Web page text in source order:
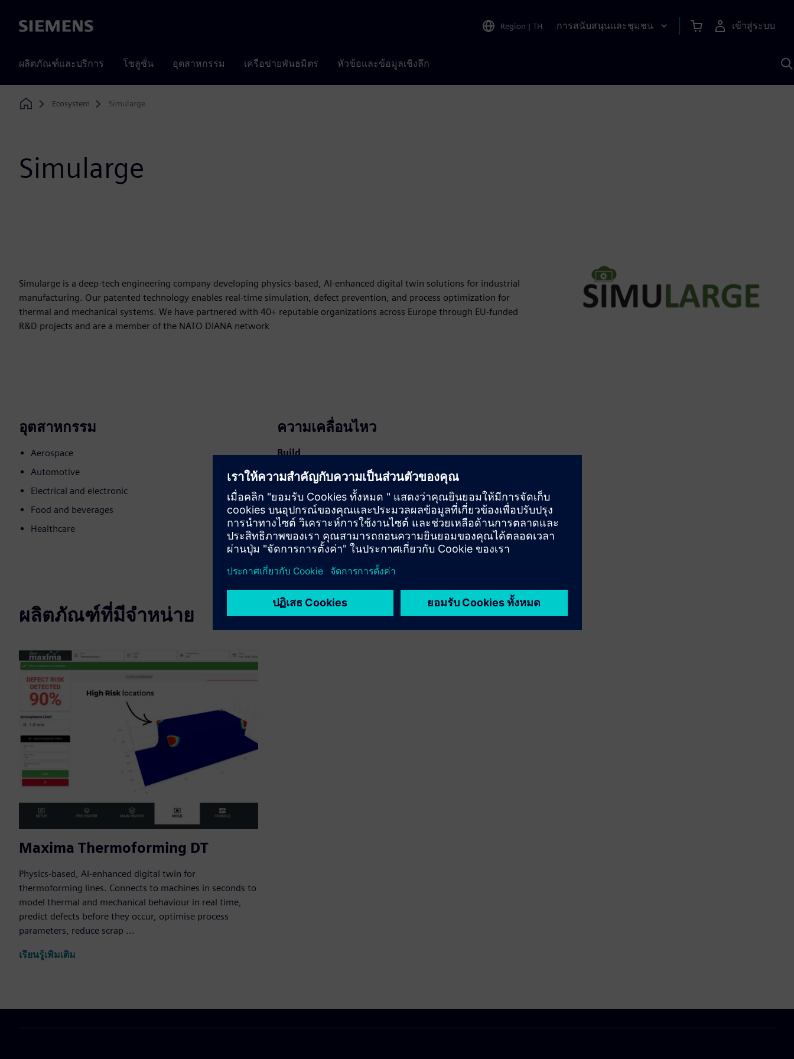
Siemens Region | TH การสนับสนุนและชุมชน เข้าสู่ระบบ
ผลิตภัณฑ์และบริการ โซลูชั่น อุตสาหกรรม เครือข่ายพันธมิตร หัวข้อและข้อมูลเชิงลึก
Home
Ecosystem Simularge
Simularge
Simularge is a deep-tech engineering company developing physics-based, AI-enhanced digital twin solutions for industrial
manufacturing. Our patented technology enables real-time simulation, defect prevention, and process optimization for
thermal and mechanical systems. We have partnered with 40+ reputable organizations across Europe through EU-funded
R&D projects and are a member of the NATO DIANA network
อุตสาหกรรม
Aerospace
Automotive
Electrical and electronic
Food and beverages
Healthcare
ความเคลื่อนไหว
Build
ขยายหรือสร้างด้วยผลิตภัณฑ์/โซลูชันของ Siemens
Xcelerator โดยการสร้างผลิตภัณฑ์ใหม่ หรือสร้างโซลูชัน
ลูกค้าใหม่ผ่านการผสานรวมผลิตภัณฑ์ Siemens Xcelerator
และผลิตภัณฑ์ของตัวเอง
ผลิตภัณฑ์ที่มีจำหน่าย
Maxima Thermoforming DT
Physics-based, AI-enhanced digital twin for
thermoforming lines. Connects to machines in seconds to
model thermal and mechanical behaviour in real time,
predict defects before they occur, optimise process
parameters, reduce scrap ...
เรียนรู้เพิ่มเติม